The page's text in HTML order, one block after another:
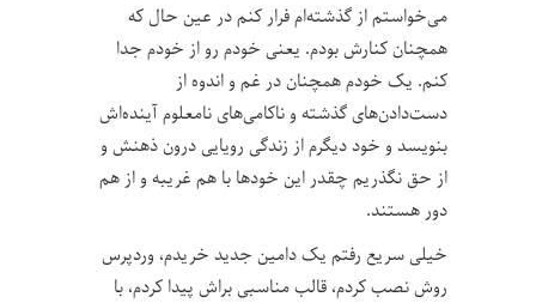
می‌خواستم از گذشته‌ام فرار کنم در عین حال که
همچنان کنارش بودم. یعنی خودم رو از خودم جدا
کنم. یک خودم همچنان در غم و اندوه از
دست‌دادن‌های گذشته و ناکامی‌های نامعلوم آینده‌اش
بنویسد و خود دیگرم از زندگی رویایی درون ذهنش و
از حق نگذریم چقدر این خود‌ها با هم غریبه و از هم
دور هستند.
خیلی سریع رفتم یک دامین جدید خریدم، وردپرس
روش نصب کردم، قالب مناسبی براش پیدا کردم، با